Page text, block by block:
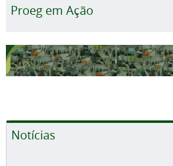
Proeg em Ação
Notícias